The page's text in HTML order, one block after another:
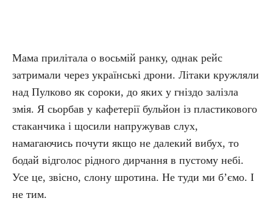
Мама прилітала о восьмій ранку, однак рейс
затримали через українські дрони. Літаки кружляли
над Пулково як сороки, до яких у гніздо залізла
змія. Я сьорбав у кафетерії бульйон із пластикового
стаканчика і щосили напружував слух,
намагаючись почути якщо не далекий вибух, то
бодай відголос рідного дирчання в пустому небі.
Усе це, звісно, слону шротина. Не туди ми б’ємо. І
не тим.